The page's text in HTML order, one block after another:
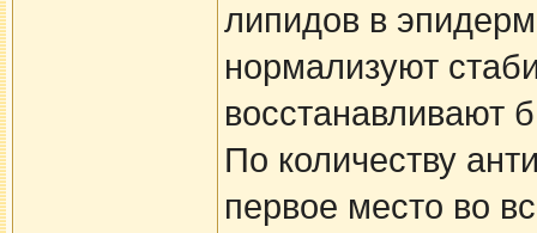
липидов в
нормализуют
восстанавливают
По количеству
первое место во